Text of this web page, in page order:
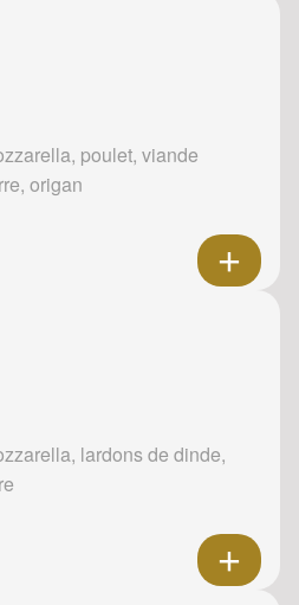
poulet, viande
origan
lardons de dinde,